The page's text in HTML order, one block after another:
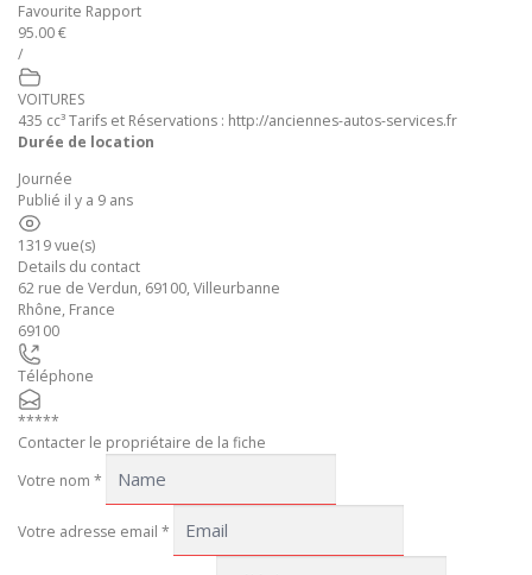
Favourite Rapport
95.00 €
/
VOITURES
435 cc³ Tarifs et Réservations : http://anciennes-autos-services.fr
Durée de location
Journée
Publié il y a 9 ans
1319 vue(s)
Details du contact
62 rue de Verdun, 69100, Villeurbanne
Rhône, France
69100
Téléphone
*****
Contacter le propriétaire de la fiche
Votre nom *
Votre adresse email *